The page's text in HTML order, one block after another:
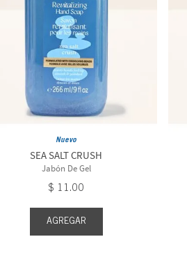
Nuevo
SEA SALT CRUSH
Jabón De Gel
$ 11 .00
AGREGAR